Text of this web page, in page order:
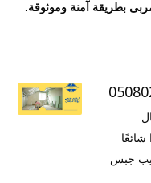
بطريقة آمنة وموثوقة.
شائعًا
جبس